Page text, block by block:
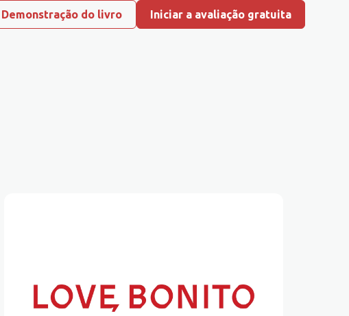
Demonstração do livro Iniciar a avaliação gratuita